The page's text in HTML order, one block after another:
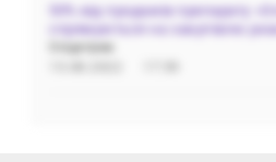
50% від продажів препарату
спрямуються на закупівлю
Олідетрим